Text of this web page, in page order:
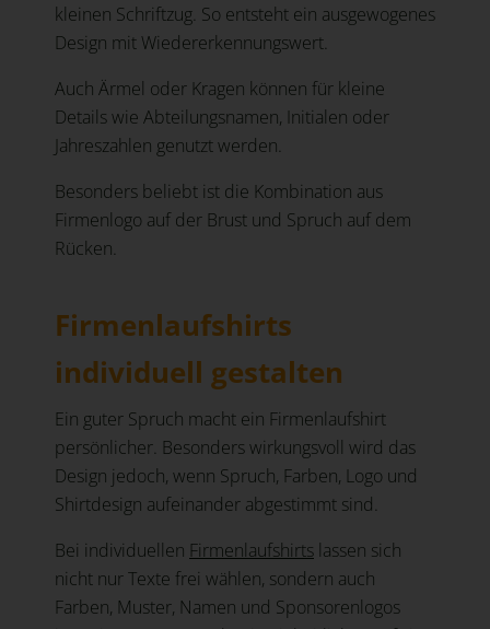
kleinen Schriftzug. So entsteht ein ausgewogenes
Design mit Wiedererkennungswert.
Auch Ärmel oder Kragen können für kleine
Details wie Abteilungsnamen, Initialen oder
Jahreszahlen genutzt werden.
Besonders beliebt ist die Kombination aus
Firmenlogo auf der Brust und Spruch auf dem
Rücken.
Firmenlaufshirts
individuell gestalten
Ein guter Spruch macht ein Firmenlaufshirt
persönlicher. Besonders wirkungsvoll wird das
Design jedoch, wenn Spruch, Farben, Logo und
Shirtdesign aufeinander abgestimmt sind.
Bei individuellen Firmenlaufshirts lassen sich
nicht nur Texte frei wählen, sondern auch
Farben, Muster, Namen und Sponsorenlogos